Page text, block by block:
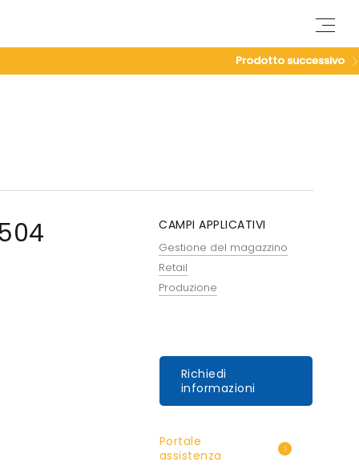
M
u
Prodotto successivo
CAMPI APPLICATIVI
Gestione del magazzino
Retail
Produzione
Richiedi
informazioni
Portale
assistenza